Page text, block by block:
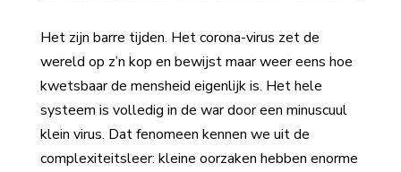
Het zijn barre tijden. Het corona-virus zet de
wereld op z’n kop en bewijst maar weer eens hoe
kwetsbaar de mensheid eigenlijk is. Het hele
systeem is volledig in de war door een minuscuul
klein virus. Dat fenomeen kennen we uit de
complexiteitsleer: kleine oorzaken hebben enorme